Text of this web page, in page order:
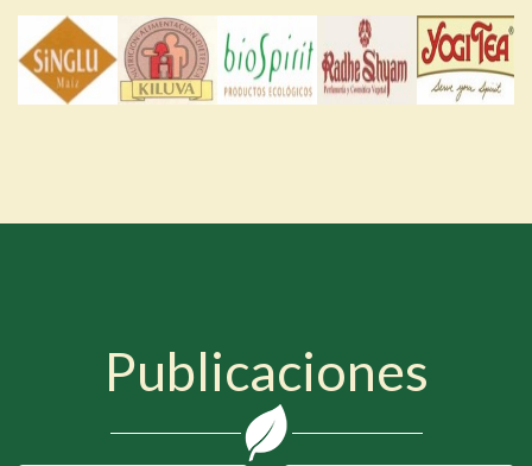
Publicaciones